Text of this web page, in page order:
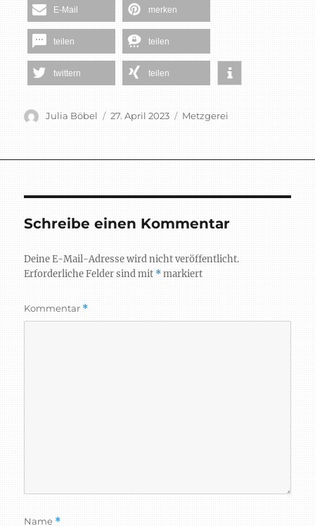
E-Mail merken
teilen teilen
twittern teilen
Autor
Julia Böbel
Veröffentlicht
27. April 2023 Schlagwörter
Metzgerei
Schreibe einen Kommentar
Deine E-Mail-Adresse wird nicht veröffentlicht.
Erforderliche Felder sind mit *markiert
Kommentar *
Name *